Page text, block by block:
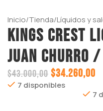
Inicio/Tienda/Líquidos y
KINGS CREST
JUAN
$43.000,00 $34.260,00
7 disponibles
7